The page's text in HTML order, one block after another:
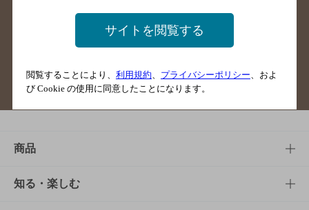
掲載店舗様ログイン
サイトマップ ご意見・ご感想
商品
商品TOP
知る・楽しむ
サイトを閲覧する
閲覧することにより、 利用規約 プライバシーポリシー 、およ
び Cookie の使用に同意したことになります。